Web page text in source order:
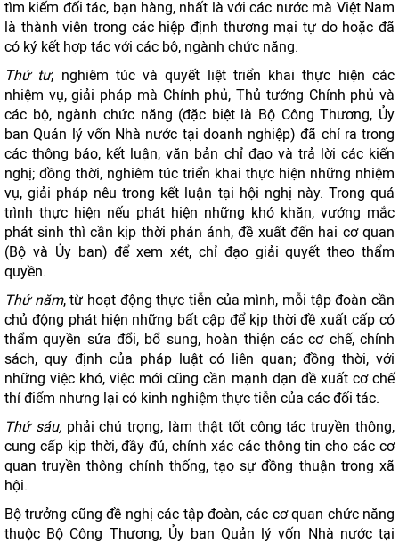
tìm kiếm đối tác, bạn hàng, nhất là với các nước mà Việt Nam
là thành viên trong các hiệp định thương mại tự do hoặc đã
có ký kết hợp tác với các bộ, ngành chức năng.
Thứ tư, nghiêm túc và quyết liệt triển khai thực hiện các
nhiệm vụ, giải pháp mà Chính phủ, Thủ tướng Chính phủ và
các bộ, ngành chức năng (đặc biệt là Bộ Công Thương, Ủy
ban Quản lý vốn Nhà nước tại doanh nghiệp) đã chỉ ra trong
các thông báo, kết luận, văn bản chỉ đạo và trả lời các kiến
nghị; đồng thời, nghiêm túc triển khai thực hiện những nhiệm
vụ, giải pháp nêu trong kết luận tại hội nghị này. Trong quá
trình thực hiện nếu phát hiện những khó khăn, vướng mắc
phát sinh thì cần kịp thời phản ánh, đề xuất đến hai cơ quan
(Bộ và Ủy ban) để xem xét, chỉ đạo giải quyết theo thẩm
quyền.
Thứ năm, từ hoạt động thực tiễn của mình, mỗi tập đoàn cần
chủ động phát hiện những bất cập để kịp thời đề xuất cấp có
thẩm quyền sửa đổi, bổ sung, hoàn thiện các cơ chế, chính
sách, quy định của pháp luật có liên quan; đồng thời, với
những việc khó, việc mới cũng cần mạnh dạn đề xuất cơ chế
thí điểm nhưng lại có kinh nghiệm thực tiễn của các đối tác.
Thứ sáu, phải chú trọng, làm thật tốt công tác truyền thông,
cung cấp kịp thời, đầy đủ, chính xác các thông tin cho các cơ
quan truyền thông chính thống, tạo sự đồng thuận trong xã
hội.
Bộ trưởng cũng đề nghị các tập đoàn, các cơ quan chức năng
thuộc Bộ Công Thương, Ủy ban Quản lý vốn Nhà nước tại